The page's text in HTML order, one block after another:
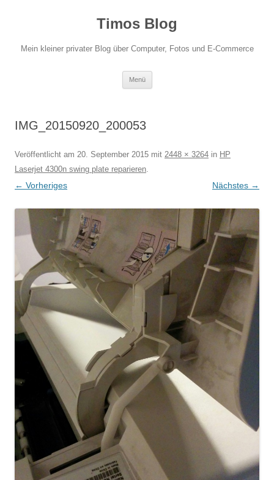
Timos Blog
Mein kleiner privater Blog über Computer, Fotos und E-Commerce
Menü
IMG_20150920_200053
Veröffentlicht am 20. September 2015 mit 2448 × 3264 in HP
Laserjet 4300n swing plate reparieren.
← Vorheriges Nächstes →